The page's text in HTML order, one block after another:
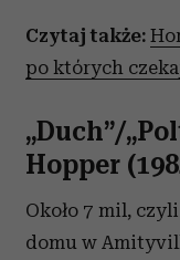
Czytaj także:
po których
„Duch”/
Hopper
Około 7 mil,
domu w